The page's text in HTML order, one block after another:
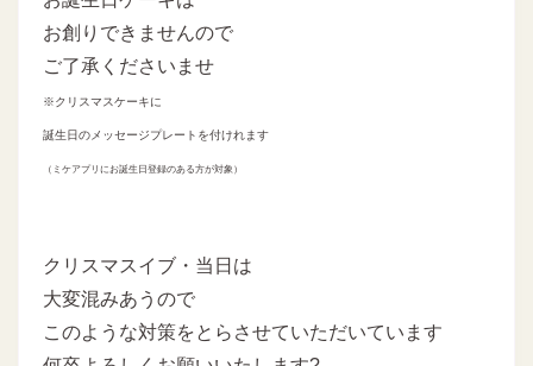
お創りできませんので
ご了承くださいませ
※クリスマスケーキに
誕生日のメッセージプレートを付けれます
（ミケアプリにお誕生日登録のある方が対象）
クリスマスイブ・当日は
大変混みあうので
このような対策をとらさせていただいています